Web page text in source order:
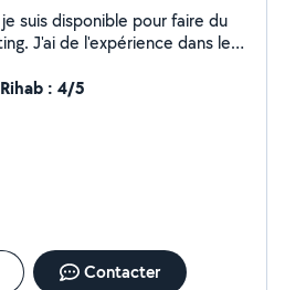
dans le
votre enfants et proposer
leur besoins.
: 4/5
Contacter